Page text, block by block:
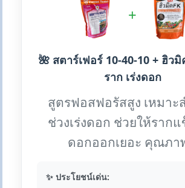
+
🌺 สตาร์เฟอร์ 10-40-10 + ฮิวมิ
ราก เร่งดอก
สูตรฟอสฟอรัสสูง เหมาะ
ช่วงเร่งดอก ช่วยให้รากแ
ดอกออกเยอะ คุณภา
✨ ประโยชน์เด่น: